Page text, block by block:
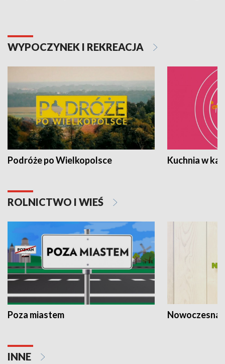
WYPOCZYNEK I REKREACJA
Podróże po Wielkopolsce Kuchnia w
ROLNICTWO I WIEŚ
Poza miastem Nowoczesna
INNE